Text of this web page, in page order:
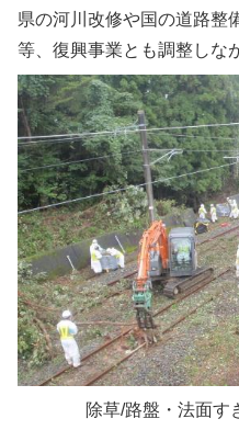
県の河川改修や国の道路整
等、復興事業とも調整しな
除草/路盤・法面す